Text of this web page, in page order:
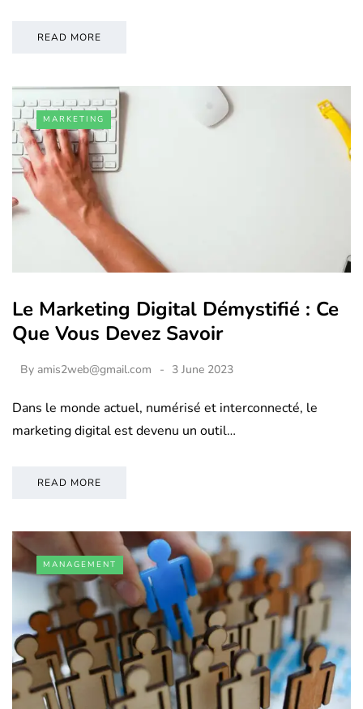
READ MORE
MARKETING
Le Marketing Digital Démystifié : Ce
Que Vous Devez Savoir
By amis2web@gmail.com 3 June 2023
Dans le monde actuel, numérisé et interconnecté, le
marketing digital est devenu un outil…
READ MORE
MANAGEMENT